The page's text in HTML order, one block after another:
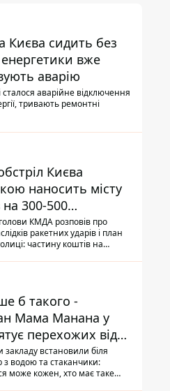
Києва сидить без
енергетики вже
аварію
аварійне відключення
тривають ремонтні
Києва
наносить місту
на 300-500
- Петро
КМДА розповів про
ракетних ударів і план
частину коштів на
б такого -
Мама Манана у
перехожих від
закладу встановили біля
з водою та стаканчики:
може кожен, хто має таке